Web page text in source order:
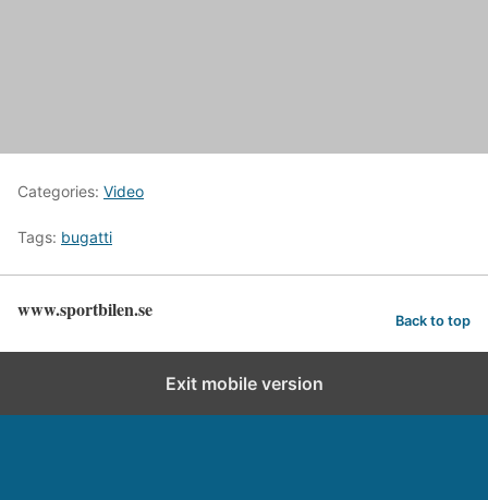
Categories: Video
Tags: bugatti
www.sportbilen.se Back to top
Exit mobile version